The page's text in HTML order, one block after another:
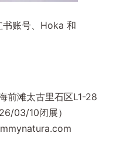
书账号、Hoka 和
前滩太古里石区L1-28
03/10闭展）